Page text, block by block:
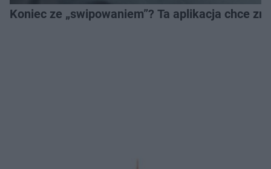
Koniec ze „swipowaniem”? Ta aplikacja chce